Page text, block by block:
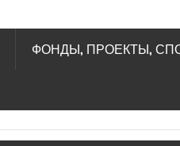
ФОНДЫ, ПРОЕКТЫ,